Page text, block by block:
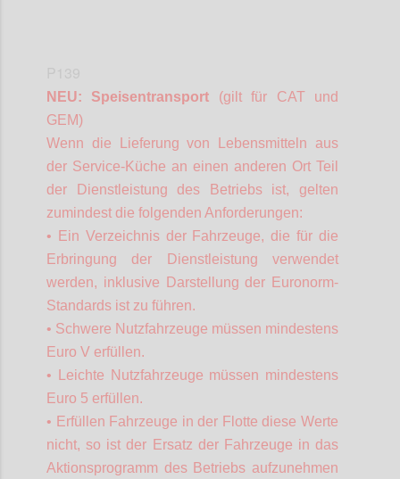
NEU: Speisentransport (gilt für CAT und
GEM)
Wenn die Lieferung von Lebensmitteln aus
der Service-Küche an einen anderen Ort Teil
der Dienstleistung des Betriebs ist, gelten
zumindest die folgenden Anforderungen:
• Ein Verzeichnis der Fahrzeuge, die für die
Erbringung der Dienstleistung verwendet
werden, inklusive Darstellung der Euronorm-
Standards ist zu führen.
• Schwere Nutzfahrzeuge müssen mindestens
Euro V erfüllen.
• Leichte Nutzfahrzeuge müssen mindestens
Euro 5 erfüllen.
• Erfüllen Fahrzeuge in der Flotte diese Werte
nicht, so ist der Ersatz der Fahrzeuge in das
Aktionsprogramm des Betriebs aufzunehmen